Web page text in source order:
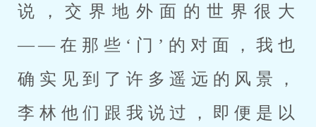
说，交界地外面的世界很大
——在那些‘门’的对面，我也
确实见到了许多遥远的风景，
李林他们跟我说过，即便是以